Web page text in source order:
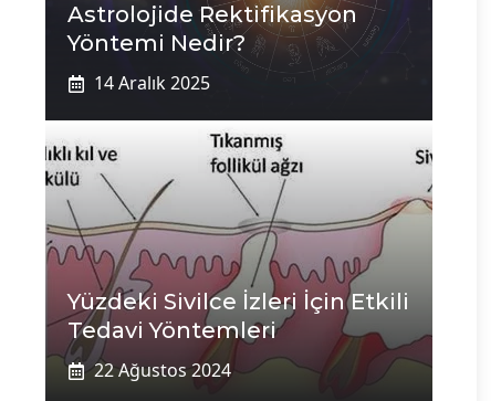
Astrolojide Rektifikasyon
Yöntemi Nedir?
14 Aralık 2025
Yüzdeki Sivilce İzleri İçin Etkili
Tedavi Yöntemleri
22 Ağustos 2024